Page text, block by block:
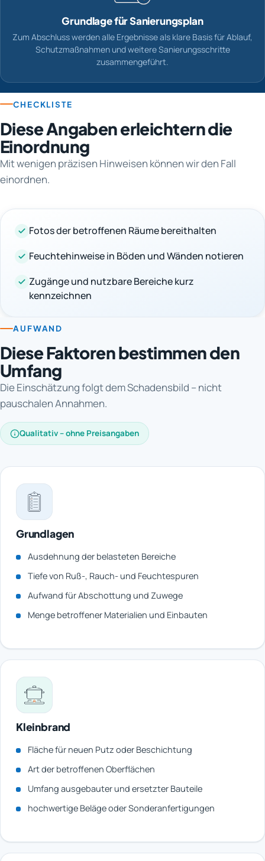
Grundlage für Sanierungsplan
Zum Abschluss werden alle Ergebnisse als klare Basis für Ablauf,
Schutzmaßnahmen und weitere Sanierungsschritte
zusammengeführt.
CHECKLISTE
Diese Angaben erleichtern die
Einordnung
Mit wenigen präzisen Hinweisen können wir den Fall
einordnen.
Fotos der betroffenen Räume bereithalten
Feuchtehinweise in Böden und Wänden notieren
Zugänge und nutzbare Bereiche kurz
kennzeichnen
AUFWAND
Diese Faktoren bestimmen den
Umfang
Die Einschätzung folgt dem Schadensbild – nicht
pauschalen Annahmen.
Qualitativ – ohne Preisangaben
Grundlagen
Ausdehnung der belasteten Bereiche
Tiefe von Ruß-, Rauch- und Feuchtespuren
Aufwand für Abschottung und Zuwege
Menge betroffener Materialien und Einbauten
Kleinbrand
Fläche für neuen Putz oder Beschichtung
Art der betroffenen Oberflächen
Umfang ausgebauter und ersetzter Bauteile
hochwertige Beläge oder Sonderanfertigungen